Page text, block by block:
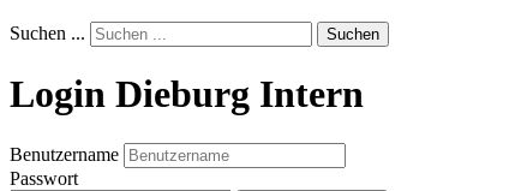
Suchen ... Suchen
Login Dieburg Intern
Benutzername
Passwort